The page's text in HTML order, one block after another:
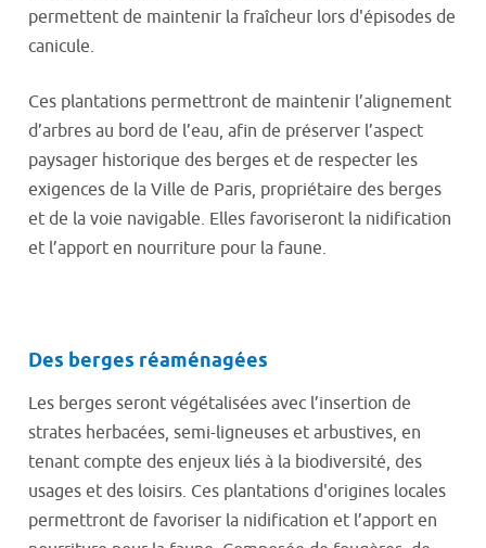
permettent de maintenir la fraîcheur lors d'épisodes de
canicule.
Ces plantations permettront de maintenir l’alignement
d’arbres au bord de l’eau, afin de préserver l’aspect
paysager historique des berges et de respecter les
exigences de la Ville de Paris, propriétaire des berges
et de la voie navigable. Elles favoriseront la nidification
et l’apport en nourriture pour la faune.
Des berges réaménagées
Les berges seront végétalisées avec l’insertion de
strates herbacées, semi-ligneuses et arbustives, en
tenant compte des enjeux liés à la biodiversité, des
usages et des loisirs. Ces plantations d'origines locales
permettront de favoriser la nidification et l’apport en